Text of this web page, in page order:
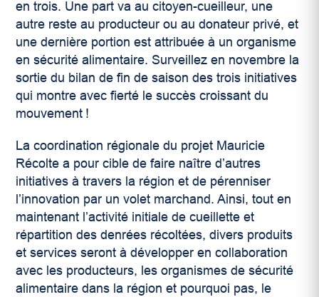
en trois. Une part va au citoyen-cueilleur, une
autre reste au producteur ou au donateur privé, et
une dernière portion est attribuée à un organisme
en sécurité alimentaire. Surveillez en novembre la
sortie du bilan de fin de saison des trois initiatives
qui montre avec fierté le succès croissant du
mouvement !
La coordination régionale du projet Mauricie
Récolte a pour cible de faire naître d’autres
initiatives à travers la région et de pérenniser
l’innovation par un volet marchand. Ainsi, tout en
maintenant l’activité initiale de cueillette et
répartition des denrées récoltées, divers produits
et services seront à développer en collaboration
avec les producteurs, les organismes de sécurité
alimentaire dans la région et pourquoi pas, le